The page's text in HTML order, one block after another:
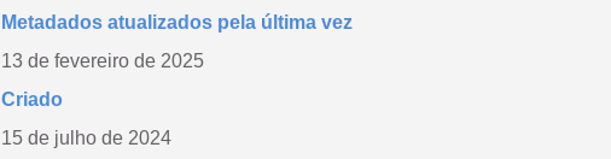
Metadados atualizados pela última vez
13 de fevereiro de 2025
Criado
15 de julho de 2024